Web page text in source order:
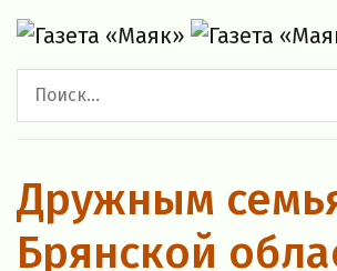
Дружным
Брянской